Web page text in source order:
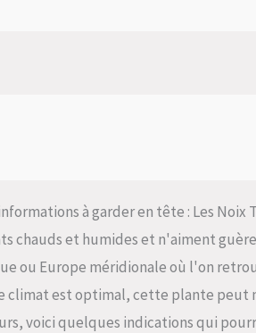
à garder en tête : Les Noix
chauds et humides et n'aiment
ou Europe méridionale où l'on
climat est optimal, cette plante peut
voici quelques indications qui